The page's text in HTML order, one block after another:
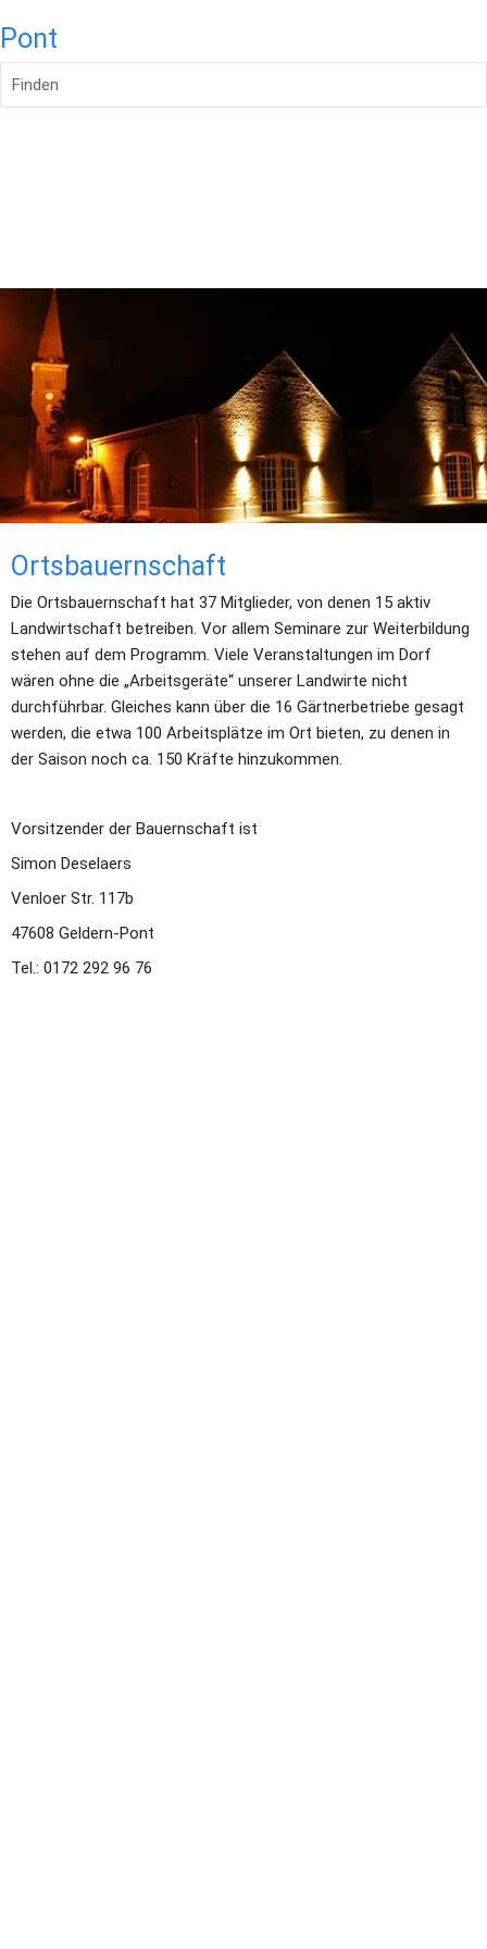
Pont
Finden
Ortsbauernschaft
Die Ortsbauernschaft hat 37 Mitglieder, von denen 15 aktiv
Landwirtschaft betreiben. Vor allem Seminare zur Weiterbildung
stehen auf dem Programm. Viele Veranstaltungen im Dorf
wären ohne die „Arbeitsgeräte“ unserer Landwirte nicht
durchführbar. Gleiches kann über die 16 Gärtnerbetriebe gesagt
werden, die etwa 100 Arbeitsplätze im Ort bieten, zu denen in
der Saison noch ca. 150 Kräfte hinzukommen.
Vorsitzender der Bauernschaft ist
Simon Deselaers
Venloer Str. 117b
47608 Geldern-Pont
Tel.: 0172 292 96 76